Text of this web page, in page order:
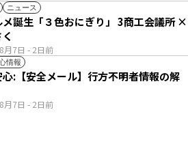
ニュース
月7日 - 2日前
メ誕生「３色おにぎり」 3商工会議所 ×
情報
月7日 - 2日前
:【安全メール】行方不明者情報の解